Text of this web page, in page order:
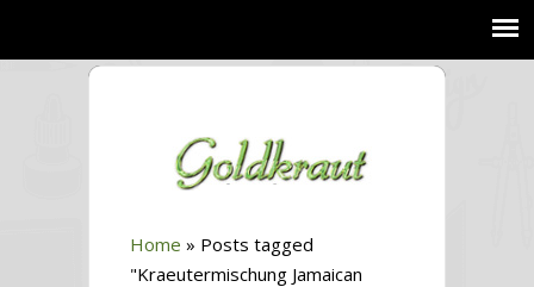
Home » Posts tagged
"Kraeutermischung Jamaican